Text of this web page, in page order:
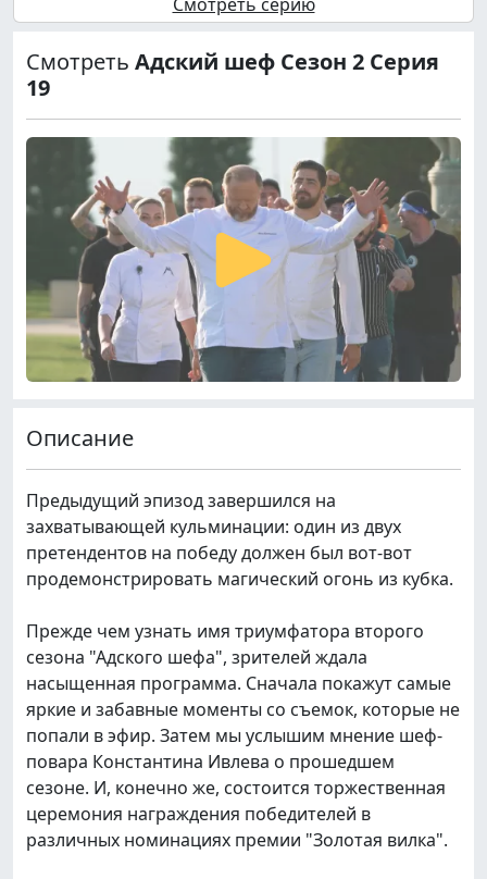
Смотреть Адский шеф Сезон 2 Серия
19
Описание
Предыдущий эпизод завершился на
захватывающей кульминации: один из двух
претендентов на победу должен был вот-вот
продемонстрировать магический огонь из кубка.
Прежде чем узнать имя триумфатора второго
сезона "Адского шефа", зрителей ждала
насыщенная программа. Сначала покажут самые
яркие и забавные моменты со съемок, которые не
попали в эфир. Затем мы услышим мнение шеф-
повара Константина Ивлева о прошедшем
сезоне. И, конечно же, состоится торжественная
церемония награждения победителей в
различных номинациях премии "Золотая вилка".